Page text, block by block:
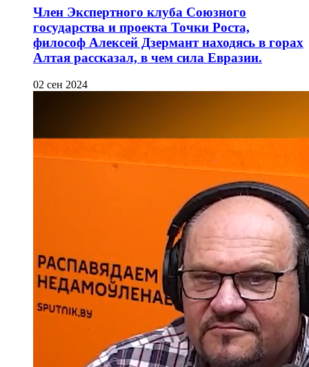
Член Экспертного клуба Союзного
государства и проекта Точки Роста,
философ Алексей Дзермант находясь в горах
Алтая рассказал, в чем сила Евразии.
02 сен 2024